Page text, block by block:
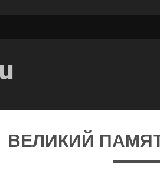
ВЕЛИКИЙ